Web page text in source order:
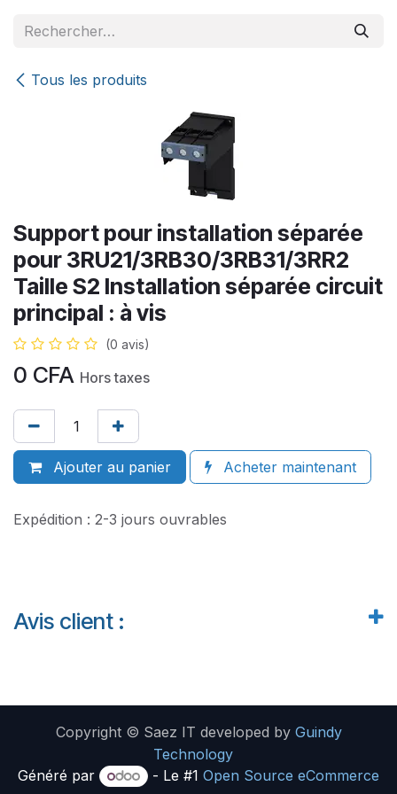
Tous les produits
Support pour installation séparée
pour 3RU21/3RB30/3RB31/3RR2
Taille S2 Installation séparée circuit
principal : à vis
(0 avis)
0 CFA Hors taxes
Ajouter au panier Acheter maintenant
Expédition : 2-3 jours ouvrables
Avis client :
Copyright © Saez IT developed by Guindy
Technology
Généré par
- Le #1 Open Source eCommerce